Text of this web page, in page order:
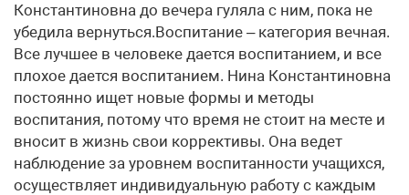
Константиновна до вечера гуляла с ним, пока не
убедила вернуться.Воспитание – категория вечная.
Все лучшее в человеке дается воспитанием, и все
плохое дается воспитанием. Нина Константиновна
постоянно ищет новые формы и методы
воспитания, потому что время не стоит на месте и
вносит в жизнь свои коррективы. Она ведет
наблюдение за уровнем воспитанности учащихся,
осуществляет индивидуальную работу с каждым